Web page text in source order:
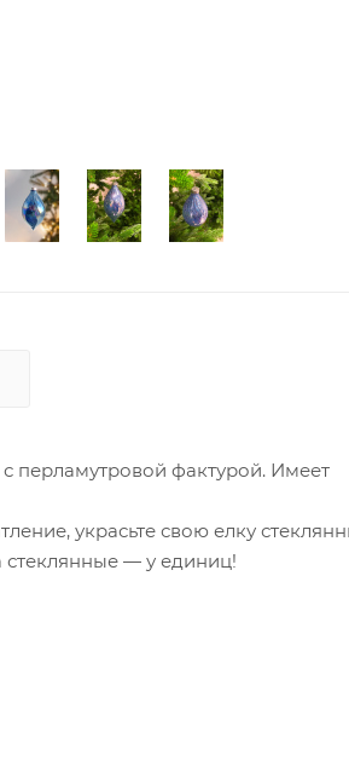
перламутровой фактурой. Имеет
украсьте свою елку
стеклянные — у единиц!